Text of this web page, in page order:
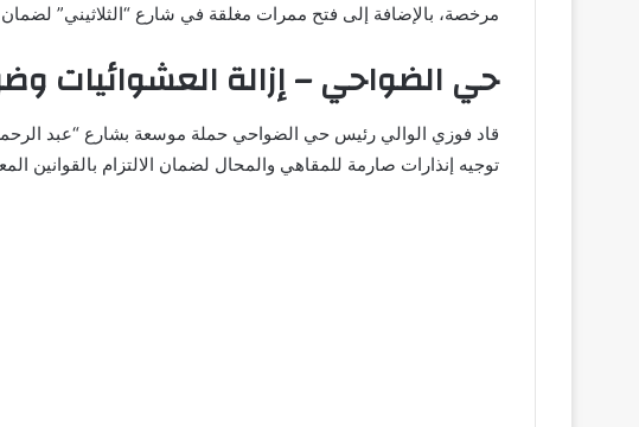
مرخصة، بالإضافة إلى فتح ممرات مغلقة في شارع “الثلاثيني”
حي الضواحي – إزالة العشوائيات
قاد فوزي الوالي رئيس حي الضواحي حملة موسعة بشارع “عبد
توجيه إنذارات صارمة للمقاهي والمحال لضمان الالتزام بالقوانين